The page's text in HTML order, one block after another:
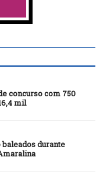
concurso com 750
mil
durante